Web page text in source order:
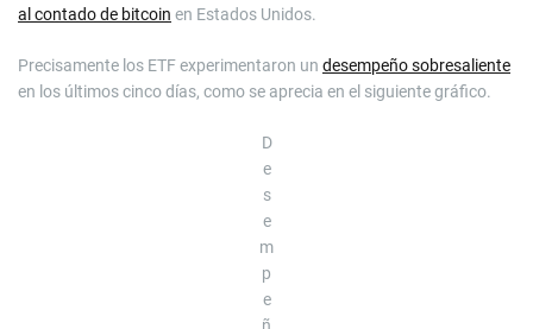
al contado de bitcoin en Estados Unidos.
Precisamente los ETF experimentaron un desempeño sobresaliente
en los últimos cinco días, como se aprecia en el siguiente gráfico.
D
e
s
e
m
p
e